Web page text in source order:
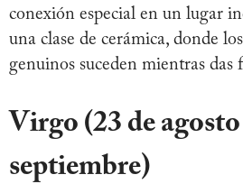
conexión especial en un lugar
una clase de cerámica, donde
genuinos suceden mientras das
Virgo (23 de agosto
septiembre)